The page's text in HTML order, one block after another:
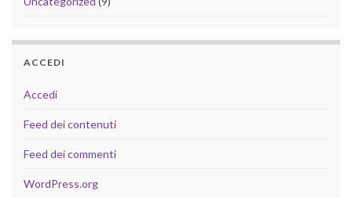
ACCEDI
Accedi
Feed dei contenuti
Feed dei commenti
WordPress.org